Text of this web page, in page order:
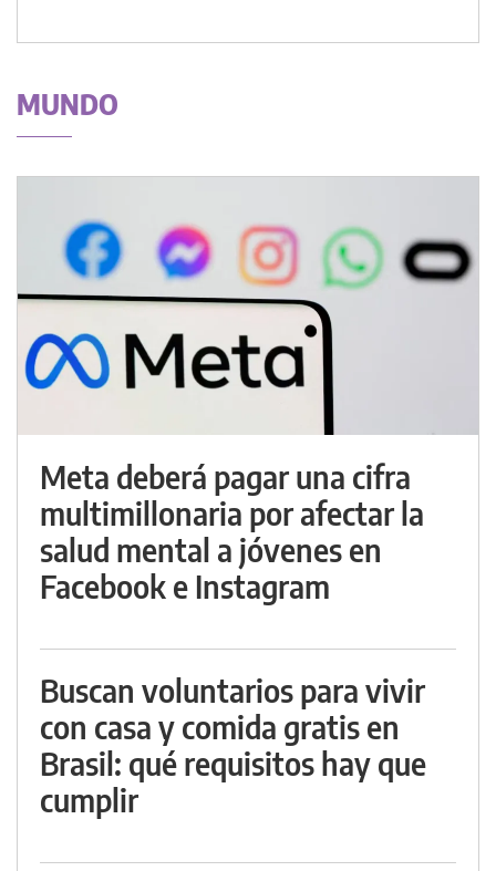
MUNDO
Meta deberá pagar una cifra
multimillonaria por afectar la
salud mental a jóvenes en
Facebook e Instagram
Buscan voluntarios para vivir
con casa y comida gratis en
Brasil: qué requisitos hay que
cumplir